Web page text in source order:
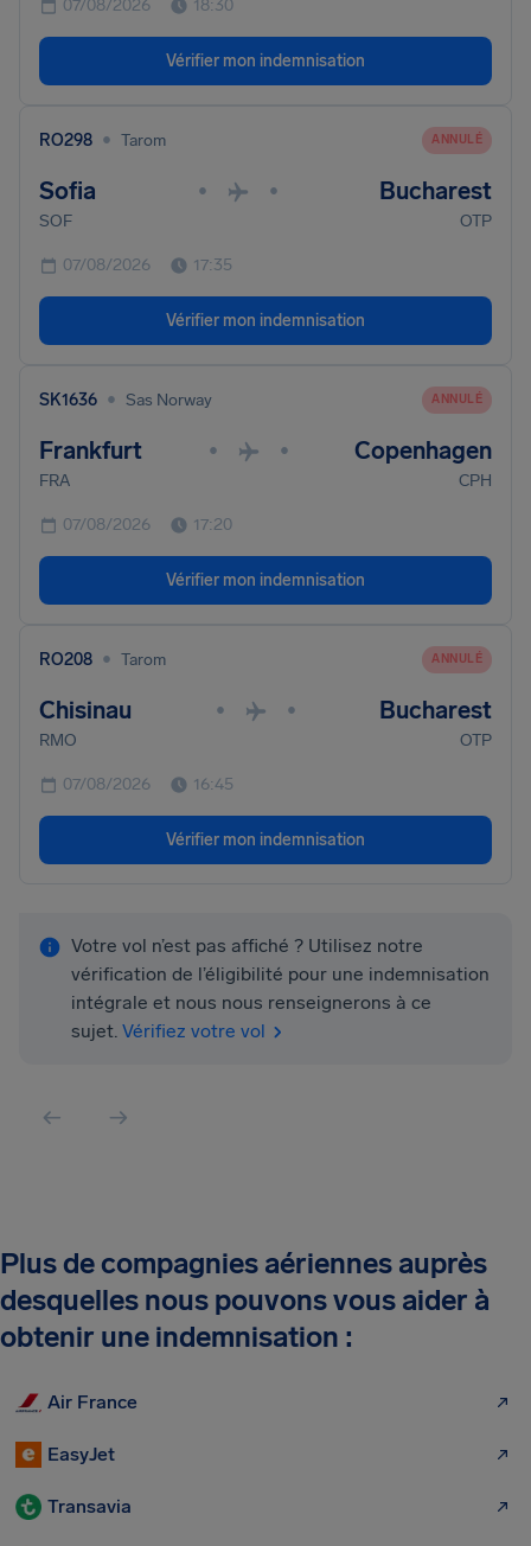
07/08/2026 18:30
Vérifier mon indemnisation
RO298 • Tarom ANNULÉ
Sofia • • Bucharest
SOF OTP
07/08/2026 17:35
Vérifier mon indemnisation
SK1636 • Sas Norway ANNULÉ
Frankfurt • • Copenhagen
FRA CPH
07/08/2026 17:20
Vérifier mon indemnisation
RO208 • Tarom ANNULÉ
Chisinau • • Bucharest
RMO OTP
07/08/2026 16:45
Vérifier mon indemnisation
Votre vol n’est pas affiché ? Utilisez notre
vérification de l’éligibilité pour une indemnisation
intégrale et nous nous renseignerons à ce
sujet. Vérifiez votre vol
Plus de compagnies aériennes auprès
desquelles nous pouvons vous aider à
obtenir une indemnisation :
Air France
EasyJet
Transavia